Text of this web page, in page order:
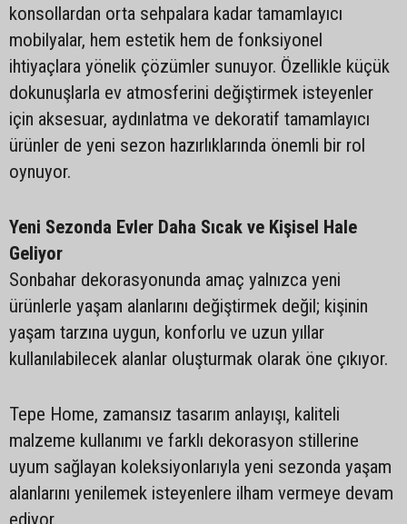
konsollardan orta sehpalara kadar tamamlayıcı
mobilyalar, hem estetik hem de fonksiyonel
ihtiyaçlara yönelik çözümler sunuyor. Özellikle küçük
dokunuşlarla ev atmosferini değiştirmek isteyenler
için aksesuar, aydınlatma ve dekoratif tamamlayıcı
ürünler de yeni sezon hazırlıklarında önemli bir rol
oynuyor.
Yeni Sezonda Evler Daha Sıcak ve Kişisel Hale
Geliyor
Sonbahar dekorasyonunda amaç yalnızca yeni
ürünlerle yaşam alanlarını değiştirmek değil; kişinin
yaşam tarzına uygun, konforlu ve uzun yıllar
kullanılabilecek alanlar oluşturmak olarak öne çıkıyor.
Tepe Home, zamansız tasarım anlayışı, kaliteli
malzeme kullanımı ve farklı dekorasyon stillerine
uyum sağlayan koleksiyonlarıyla yeni sezonda yaşam
alanlarını yenilemek isteyenlere ilham vermeye devam